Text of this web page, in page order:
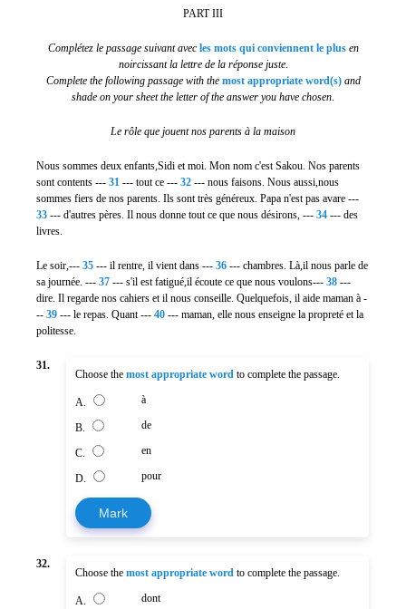
PART III
Complétez le passage suivant avec les mots qui conviennent le plus en
noircissant la lettre de la réponse juste.
Complete the following passage with the most appropriate word(s) and
shade on your sheet the letter of the answer you have chosen.
Le rôle que jouent nos parents à la maison
Nous sommes deux enfants,Sidi et moi. Mon nom c'est Sakou. Nos parents
sont contents --- 31 --- tout ce --- 32 --- nous faisons. Nous aussi,nous
sommes fiers de nos parents. Ils sont très généreux. Papa n'est pas avare ---
33 --- d'autres pères. Il nous donne tout ce que nous désirons, --- 34 --- des
livres.
Le soir,--- 35 --- il rentre, il vient dans --- 36 --- chambres. Là,il nous parle de
sa journée. --- 37 --- s'il est fatigué,il écoute ce que nous voulons--- 38 ---
dire. Il regarde nos cahiers et il nous conseille. Quelquefois, il aide maman à -
-- 39 --- le repas. Quant --- 40 --- maman, elle nous enseigne la propreté et la
politesse.
31.
Choose the most appropriate word to complete the passage.
A. à
B. de
C. en
D. pour
Mark
32.
Choose the most appropriate word to complete the passage.
A. dont